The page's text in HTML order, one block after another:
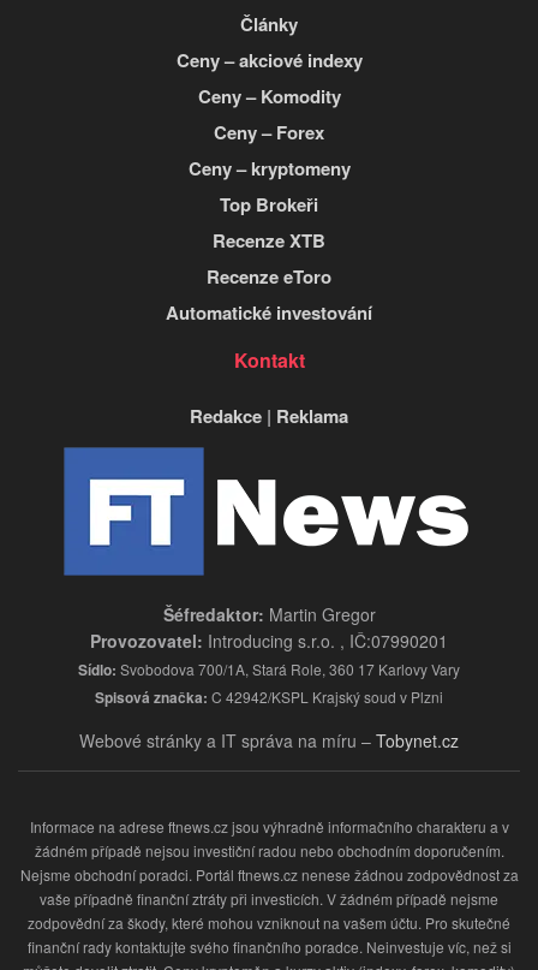
Články
Ceny – akciové indexy
Ceny – Komodity
Ceny – Forex
Ceny – kryptomeny
Top Brokeři
Recenze XTB
Recenze eToro
Automatické investování
Kontakt
Redakce | Reklama
Šéfredaktor: Martin Gregor
Provozovatel: Introducing s.r.o. , IČ:07990201
Sídlo: Svobodova 700/1A, Stará Role, 360 17 Karlovy Vary
Spisová značka: C 42942/KSPL Krajský soud v Plzni
Webové stránky a IT správa na míru – Tobynet.cz
Informace na adrese ftnews.cz jsou výhradně informačního charakteru a v
žádném případě nejsou investiční radou nebo obchodním doporučením.
Nejsme obchodní poradci. Portál ftnews.cz nenese žádnou zodpovědnost za
vaše případně finanční ztráty při investicích. V žádném případě nejsme
zodpovědní za škody, které mohou vzniknout na vašem účtu. Pro skutečné
finanční rady kontaktujte svého finančního poradce. Neinvestuje víc, než si